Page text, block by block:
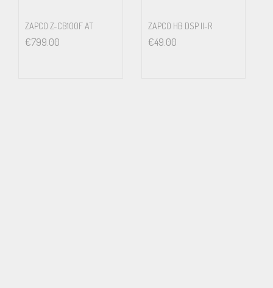
ZAPCO Z-CB100F AT
€799.00
ZAPCO HB DSP II-R
€49.00